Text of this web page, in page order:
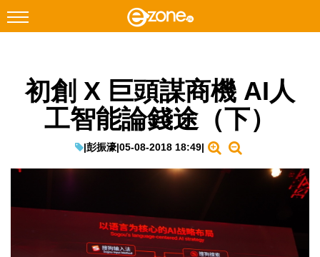
Facebook Instagram
遊戲動漫
初創 X 巨頭謀商機 AI人
工智能論錢途（下）
|彭振濠|05-08-2018 18:49|